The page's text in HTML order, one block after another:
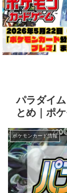
パラダイ
とめ｜ポ
ポケモンカード情報